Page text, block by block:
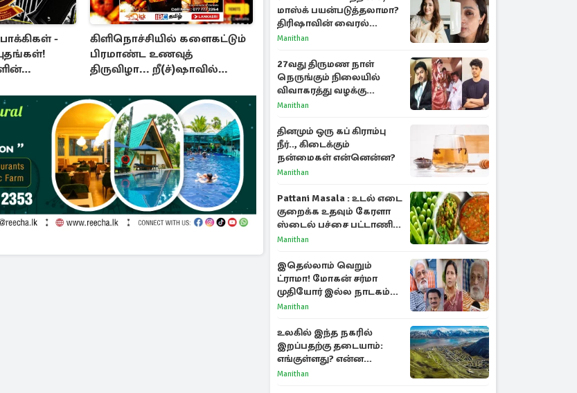
-
கிளிநொச்சியில் களைகட்டும்
பிரமாண்ட உணவுத்
திருவிழா... றீ(ச்)ஷாவில்
மாஸ்க் பயன்படுத்தலாமா?
திரிஷாவின் வைரல்
செல்ஃபிக்கு மருத்துவர்
Manithan
27வது திருமண நாள்
நெருங்கும் நிலையில்
விவாகரத்து வழக்கு
வாபஸ்! விஜய்யுடன்
Manithan
தினமும் ஒரு கப் கிராம்பு
நீர்.., கிடைக்கும்
நன்மைகள் என்னென்ன?
Manithan
Pattani Masala : உடல் எடை
குறைக்க உதவும் கேரளா
ஸ்டைல் பச்சை பட்டாணி
கிரேவி
Manithan
இதெல்லாம் வெறும்
ட்ராமா! மோகன் சர்மா
முதியோர் இல்ல நாடகம்
குறித்து குட்டி பத்மினி
Manithan
உலகில் இந்த நகரில்
இறப்பதற்கு தடையாம்:
எங்குள்ளது? என்ன
காரணம் தெரியுமா?
Manithan